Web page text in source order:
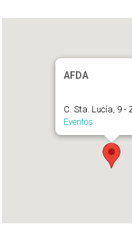
AFDA
C. Sta. Lucía, 9 -
Eventos